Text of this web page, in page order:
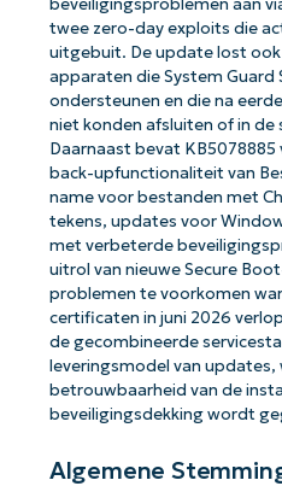
beveiligingsproblemen aan
twee zero-day exploits die
uitgebuit. De update lost
apparaten die System Guard
ondersteunen en die na
niet konden afsluiten of in de
Daarnaast bevat
back-upfunctionaliteit van
name voor bestanden met
tekens, updates voor
met verbeterde
uitrol van nieuwe Secure
problemen te voorkomen
certificaten in juni 2026
de gecombineerde
leveringsmodel van
betrouwbaarheid van de
beveiligingsdekking wordt
Algemene